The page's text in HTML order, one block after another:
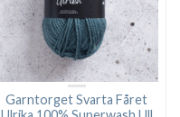
Garntorget Svarta Fåret